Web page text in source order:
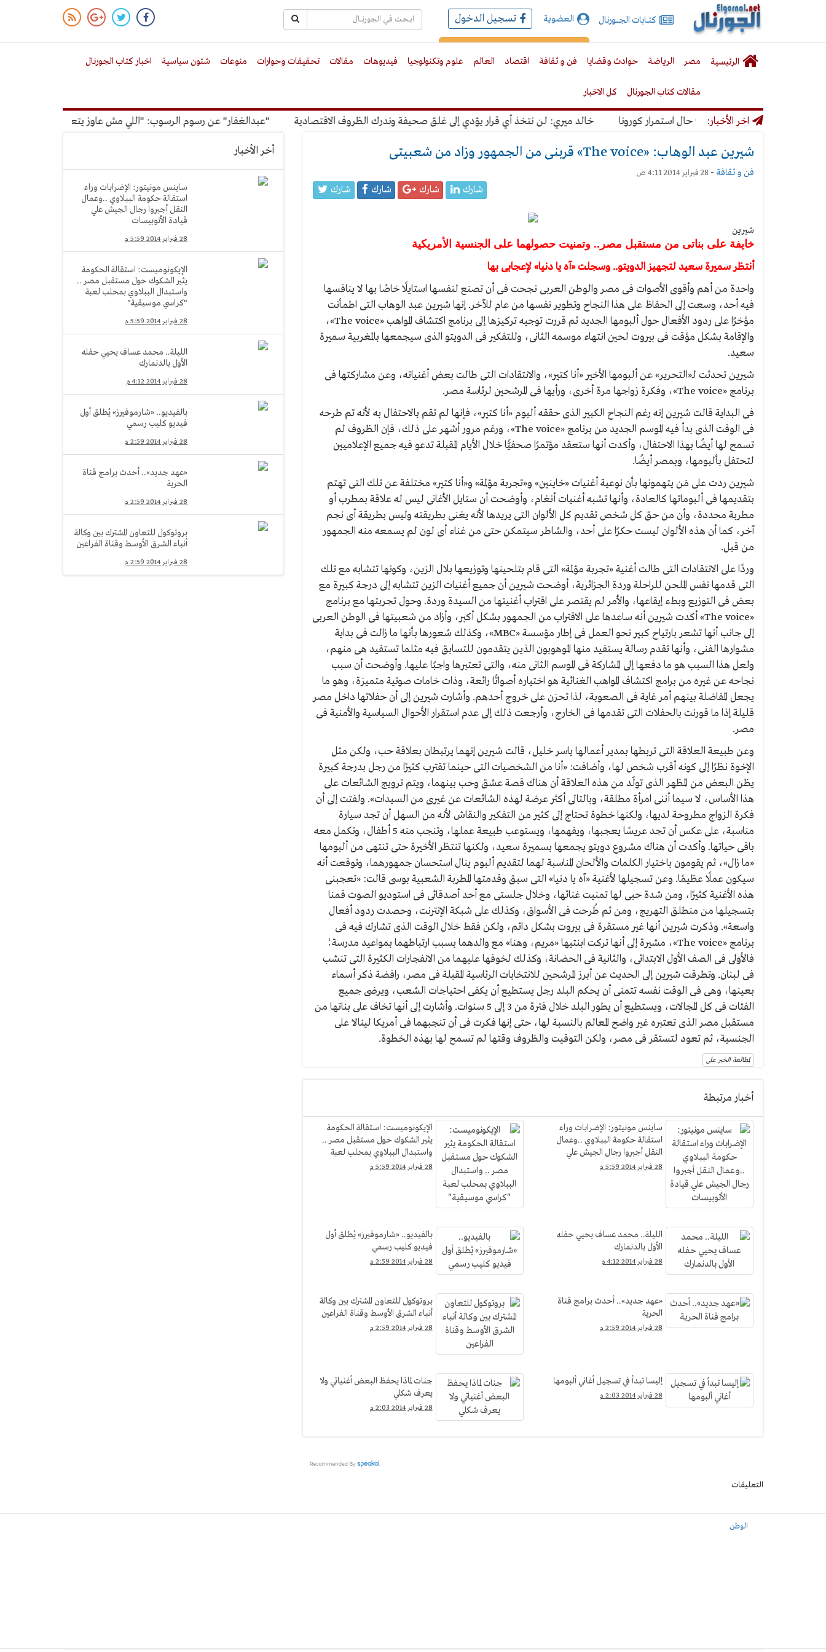
الجورنال
نت
كتـــابات الجـــــورنال العضوية تسجيل الدخول
الرئيسية مصر الرياضة حوادث وقضايا فن و ثقافة اقتصاد العالم علوم وتكنولوجيا فيديوهات مقالات تحقيقات وحوارات منوعات شئون سياسية اخبار كتاب الجورنال
مقالات كتاب الجورنال كل الاخبار
اخر الأخبار:50% حال استمرار كورونا خالد ميري: لن نتخذ أي قرار يؤدي إلى غلق صحيفة وندرك الظروف الاقتصادية "عبدالغفار" عن رسوم الرسوب: "اللي مش عاوز يتعلم ملوش مجانية"
شيرين عبد الوهاب: «The voice» قربنى من الجمهور وزاد من شعبيتى
فن و ثقافة - 28 فبراير 2014 4:11 ص
شارك شارك شارك شارك
شيرين
خايفة على بناتى من مستقبل مصر.. وتمنيت حصولهما على الجنسية الأمريكية
أنتظر سميرة سعيد لتجهيز الدويتو.. وسجلت «آه يا دنيا» لإعجابى بها
واحدة من أهم وأقوى الأصوات فى مصر والوطن العربى نجحت فى أن تصنع لنفسها استايلًا خاصًا بها لا ينافسها
فيه أحد، وسعت إلى الحفاظ على هذا النجاح وتطوير نفسها من عام للآخر. إنها شيرين عبد الوهاب التى اطمأنت
مؤخرًا على ردود الأفعال حول ألبومها الجديد ثم قررت توجيه تركيزها إلى برنامج اكتشاف المواهب «The voice»،
والإقامة بشكل مؤقت فى بيروت لحين انتهاء موسمه الثانى، وللتفكير فى الدويتو الذى سيجمعها بالمغربية سميرة
سعيد.
شيرين تحدثت لـ«التحرير» عن ألبومها الأخير «أنا كتير»، والانتقادات التى طالت بعض أغنياته، وعن مشاركتها فى
برنامج «The voice»، وفكرة زواجها مرة أخرى، ورأيها فى المرشحين لرئاسة مصر.
فى البداية قالت شيرين إنه رغم النجاح الكبير الذى حققه ألبوم «أنا كتير»، فإنها لم تقم بالاحتفال به لأنه تم طرحه
فى الوقت الذى بدأ فيه الموسم الجديد من برنامج «The voice»، ورغم مرور أشهر على ذلك، فإن الظروف لم
تسمح لها أيضًا بهذا الاحتفال، وأكدت أنها ستعقد مؤتمرًا صحفيًّا خلال الأيام المقبلة تدعو فيه جميع الإعلاميين
لتحتفل بألبومها، وبمصر أيضًا.
شيرين ردت على مَن يتهمونها بأن نوعية أغنيات «خاينين» و«تجربة مؤلمة» و«أنا كتير» مختلفة عن تلك التى تهتم
بتقديمها فى ألبوماتها كالعادة، وأنها تشبه أغنيات أنغام، وأوضحت أن ستايل الأغانى ليس له علاقة بمطرب أو
مطربة محددة، وأن من حق كل شخص تقديم كل الألوان التى يريدها لأنه يغنى بطريقته وليس بطريقة أى نجم
آخر، كما أن هذه الألوان ليست حكرًا على أحد، والشاطر سيتمكن حتى من غناء أى لون لم يسمعه منه الجمهور
من قبل.
وردًا على الانتقادات التى طالت أغنية «تجربة مؤلمة» التى قام بتلحينها وتوزيعها بلال الزين، وكونها تتشابه مع تلك
التى قدمها نفس الملحن للراحلة وردة الجزائرية، أوضحت شيرين أن جميع أغنيات الزين تتشابه إلى درجة كبيرة مع
بعض فى التوزيع وبطء إيقاعها، والأمر لم يقتصر على اقتراب أغنيتها من السيدة وردة. وحول تجربتها مع برنامج
«The voice» أكدت شيرين أنه ساعدها على الاقتراب من الجمهور بشكل أكبر، وأزاد من شعبيتها فى الوطن العربى
إلى جانب أنها تشعر بارتياح كبير نحو العمل فى إطار مؤسسة «MBC»، وكذلك شعورها بأنها ما زالت فى بداية
مشوارها الفنى، وأنها تقدم رسالة يستفيد منها الموهوبون الذين يتقدمون للتسابق فيه مثلما تستفيد هى منهم،
ولعل هذا السبب هو ما دفعها إلى المشاركة فى الموسم الثانى منه، والتى تعتبرها واجبًا عليها. وأوضحت أن سبب
نجاحه عن غيره من برامج اكتشاف المواهب الغنائية هو اختياره أصواتًا رائعة، وذات خامات صوتية متميزة، وهو ما
يجعل المفاضلة بينهم أمر غاية فى الصعوبة، لذا تحزن على خروج أحدهم. وأشارت شيرين إلى أن حفلاتها داخل مصر
قليلة إذا ما قورنت بالحفلات التى تقدمها فى الخارج، وأرجعت ذلك إلى عدم استقرار الأحوال السياسية والأمنية فى
مصر.
وعن طبيعة العلاقة التى تربطها بمدير أعمالها ياسر خليل، قالت شيرين إنهما يرتبطان بعلاقة حب، ولكن مثل
الإخوة نظرًا إلى كونه أقرب شخص لها، وأضافت: «أنا من الشخصيات التى حينما تقترب كثيرًا من رجل بدرجة كبيرة
يظن البعض من المظهر الذى تولّد من هذه العلاقة أن هناك قصة عشق وحب بينهما، ويتم ترويج الشائعات على
هذا الأساس، لا سيما أننى امرأة مطلقة، وبالتالى أكثر عرضة لهذه الشائعات عن غيرى من السيدات». ولفتت إلى أن
فكرة الزواج مطروحة لديها، ولكنها خطوة تحتاج إلى كثير من التفكير والنقاش لأنه من السهل أن تجد سيارة
مناسبة، على عكس أن تجد عريسًا يعجبها، ويفهمها، ويستوعب طبيعة عملها، وتنجب منه 5 أطفال، وتكمل معه
باقى حياتها. وأكدت أن هناك مشروع دويتو يجمعها بسميرة سعيد، ولكنها تنتظر الأخيرة حتى تنتهى من ألبومها
«ما زال»، ثم يقومون باختيار الكلمات والألحان المناسبة لهما لتقديم ألبوم ينال استحسان جمهورهما، وتوقعت أنه
سيكون عملًا عظيمًا. وعن تسجيلها لأغنية «آه يا دنيا» التى سبق وقدمتها المطربة الشعبية بوسى قالت: «تعجبنى
هذه الأغنية كثيرًا، ومن شدة حبى لها تمنيت غنائها، وخلال جلستى مع أحد أصدقائى فى استوديو الصوت قمنا
بتسجيلها من منطلق التهريج، ومن ثم طُرحت فى الأسواق، وكذلك على شبكة الإنترنت، وحصدت ردود أفعال
واسعة». وذكرت شيرين أنها غير مستقرة فى بيروت بشكل دائم، ولكن فقط خلال الوقت الذى تشارك فيه فى
برنامج «The voice»، مشيرة إلى أنها تركت ابنتيها «مريم، وهنا» مع والدهما بسبب ارتباطهما بمواعيد مدرسة؛
فالأولى فى الصف الأول الابتدائى، والثانية فى الحضانة، وكذلك لخوفها عليهما من الانفجارات الكثيرة التى تنشب
فى لبنان. وتطرقت شيرين إلى الحديث عن أبرز المرشحين للانتخابات الرئاسية المقبلة فى مصر، رافضة ذكر أسماء
بعينها، وهى فى الوقت نفسه تتمنى أن يحكم البلد رجل يستطيع أن يكفى احتياجات الشعب، ويرضى جميع
الفئات فى كل المجالات، ويستطيع أن يطور البلد خلال فترة من 3 إلى 5 سنوات. وأشارت إلى أنها تخاف على بناتها من
مستقبل مصر الذى تعتبره غير واضح المعالم بالنسبة لها، حتى إنها فكرت فى أن تنجبهما فى أمريكا لينالا على
الجنسية، ثم تعود لتستقر فى مصر، ولكن التوقيت والظروف وقتها لم تسمح لها بهذه الخطوة.
لمطالعة الخبر على
أخبار مرتبطة
ساينس مونيتور: الإضرابات وراء
استقالة حكومة الببلاوي ..وعمال
النقل أجبروا رجال الجيش علي
قيادة الأتوبيسات
28 فبراير 2014 5:59 م
الإيكونوميست: استقالة الحكومة
يثير الشكوك حول مستقبل مصر ..
واستبدال الببلاوي بمحلب لعبة
"كراسي موسيقية"
28 فبراير 2014 5:59 م
الليلة.. محمد عساف يحيي حفله
الأول بالدنمارك
28 فبراير 2014 4:12 م
بالفيديو.. «شارموفيرز» يُطلق أول
فيديو كليب رسمي
28 فبراير 2014 2:59 م
«عهد جديد».. أحدث برامج قناة
الحرية
28 فبراير 2014 2:59 م
بروتوكول للتعاون المشترك بين وكالة
أنباء الشرق الأوسط وقناة الفراعين
28 فبراير 2014 2:59 م
إليسا تبدأ في تسجيل أغاني ألبومها
28 فبراير 2014 2:03 م
جنات لماذا يحفظ البعض أغنياتي ولا
يعرف شكلي
28 فبراير 2014 2:03 م
أخر الأخبار
ساينس مونيتور: الإضرابات وراء
استقالة حكومة الببلاوي ..وعمال
النقل أجبروا رجال الجيش علي
قيادة الأتوبيسات
28 فبراير 2014 5:59 م
الإيكونوميست: استقالة الحكومة
يثير الشكوك حول مستقبل مصر ..
واستبدال الببلاوي بمحلب لعبة
"كراسي موسيقية"
28 فبراير 2014 5:59 م
الليلة.. محمد عساف يحيي حفله
الأول بالدنمارك
28 فبراير 2014 4:12 م
بالفيديو.. «شارموفيرز» يُطلق أول
فيديو كليب رسمي
28 فبراير 2014 2:59 م
«عهد جديد».. أحدث برامج قناة
الحرية
28 فبراير 2014 2:59 م
بروتوكول للتعاون المشترك بين وكالة
أنباء الشرق الأوسط وقناة الفراعين
28 فبراير 2014 2:59 م
التعليقات
الوطن